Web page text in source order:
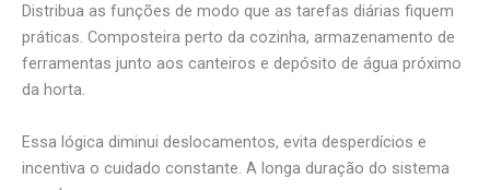
Distribua as funções de modo que as tarefas diárias fiquem
práticas. Composteira perto da cozinha, armazenamento de
ferramentas junto aos canteiros e depósito de água próximo
da horta.
Essa lógica diminui deslocamentos, evita desperdícios e
incentiva o cuidado constante. A longa duração do sistema